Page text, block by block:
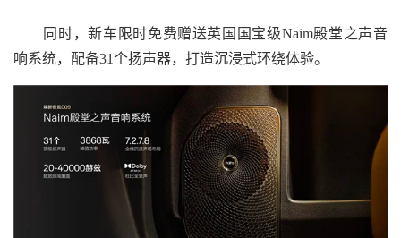
同时，新车限时免费赠送英国国宝级Naim殿堂之声音
响系统，配备31个扬声器，打造沉浸式环绕体验。